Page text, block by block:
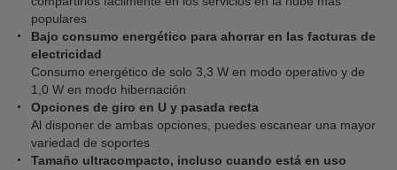
populares
Bajo consumo energético para ahorrar en las facturas de
electricidad
Consumo energético de solo 3,3 W en modo operativo y de
1,0 W en modo hibernación
Opciones de giro en U y pasada recta
Al disponer de ambas opciones, puedes escanear una mayor
variedad de soportes
Tamaño ultracompacto, incluso cuando está en uso